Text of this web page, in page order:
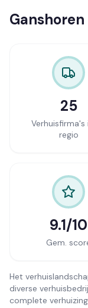
25
Verhuisfirma's
regio
9.1/10
Gem.
Het
diverse
complete